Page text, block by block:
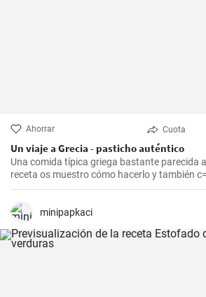
Ahorrar Cuota
Un viaje a Grecia - pasticho auténtico
Una comida típica griega bastante parecida
receta os muestro cómo hacerlo y también
bechamel auténtico.
minipapkaci